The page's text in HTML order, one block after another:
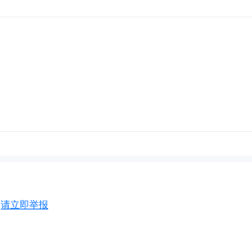
请立即举报